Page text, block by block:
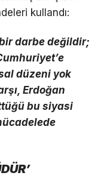
kullandı:
bir darbe değildir;
düzeni yok
Erdoğan
bu siyasi